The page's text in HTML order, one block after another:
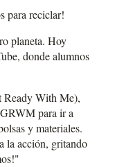
para reciclar!
planeta. Hoy
, donde alumnos
With Me),
para ir a
y materiales.
la acción, gritando